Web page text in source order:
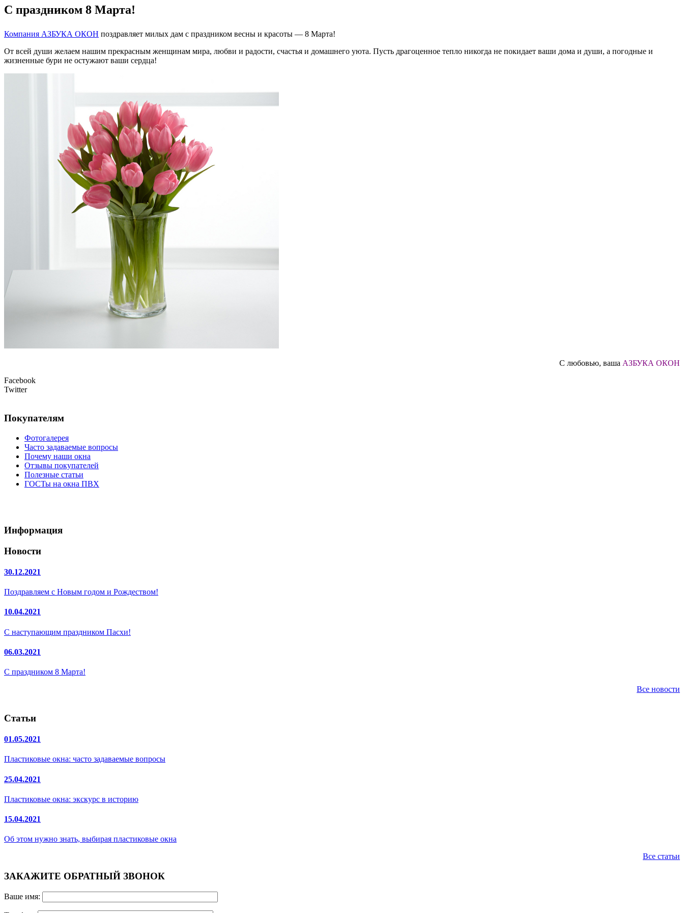
С праздником 8 Марта!
Компания АЗБУКА ОКОН поздравляет милых дам с праздником весны и красоты — 8 Марта!
От всей души желаем нашим прекрасным женщинам мира, любви и радости, счастья и домашнего уюта. Пусть драгоценное тепло никогда не покидает ваши дома и души, а погодные и
жизненные бури не остужают ваши сердца!
С любовью, ваша АЗБУКА ОКОН
Facebook
Twitter
Покупателям
Фотогалерея
Часто задаваемые вопросы
Почему наши окна
Отзывы покупателей
Полезные статьи
ГОСТы на окна ПВХ
Информация
Новости
30.12.2021
Поздравляем с Новым годом и Рождеством!
10.04.2021
С наступающим праздником Пасхи!
06.03.2021
С праздником 8 Марта!
Все новости
Статьи
01.05.2021
Пластиковые окна: часто задаваемые вопросы
25.04.2021
Пластиковые окна: экскурс в историю
15.04.2021
Об этом нужно знать, выбирая пластиковые окна
Все статьи
ЗАКАЖИТЕ ОБРАТНЫЙ ЗВОНОК
Ваше имя: